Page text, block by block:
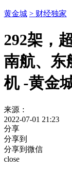
黄金城 > 财经独家
292架，
南航、东
机 -黄金
来源：
2022-07-01 21:23
分享
分享到
分享到微信
close